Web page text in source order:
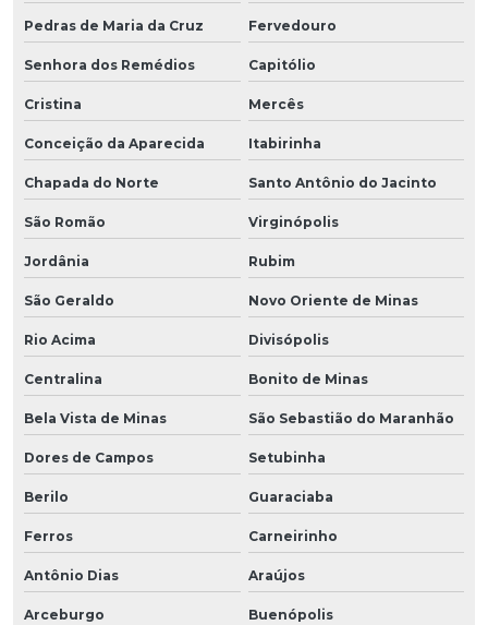
Pedras de Maria da Cruz Fervedouro
Senhora dos Remédios Capitólio
Cristina Mercês
Conceição da Aparecida Itabirinha
Chapada do Norte Santo Antônio do Jacinto
São Romão Virginópolis
Jordânia Rubim
São Geraldo Novo Oriente de Minas
Rio Acima Divisópolis
Centralina Bonito de Minas
Bela Vista de Minas São Sebastião do Maranhão
Dores de Campos Setubinha
Berilo Guaraciaba
Ferros Carneirinho
Antônio Dias Araújos
Arceburgo Buenópolis